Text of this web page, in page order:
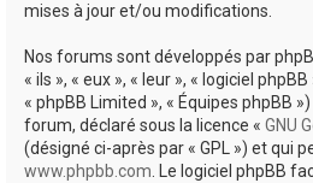
mises à jour et/ou modifications.
Nos forums sont développés par
« ils », « eux », « leur », « logiciel
« phpBB Limited », « Équipes phpBB
forum, déclaré sous la licence « GNU
(désigné ci-après par « GPL ») et qui
www.phpbb.com. Le logiciel phpBB